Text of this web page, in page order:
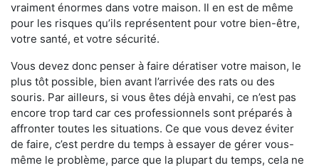
vraiment énormes dans votre maison. Il en est de même
pour les risques qu’ils représentent pour votre bien-être,
votre santé, et votre sécurité.
Vous devez donc penser à faire dératiser votre maison, le
plus tôt possible, bien avant l’arrivée des rats ou des
souris. Par ailleurs, si vous êtes déjà envahi, ce n’est pas
encore trop tard car ces professionnels sont préparés à
affronter toutes les situations. Ce que vous devez éviter
de faire, c’est perdre du temps à essayer de gérer vous-
même le problème, parce que la plupart du temps, cela ne